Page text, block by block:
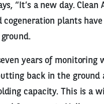
“It’s a new day.
plants
years of monitoring
back in the
capacity. This is a